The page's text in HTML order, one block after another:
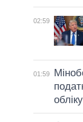
02:59
01:59